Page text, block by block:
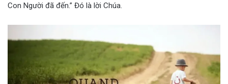
Con Người đã đến.” Đó là lời Chúa.